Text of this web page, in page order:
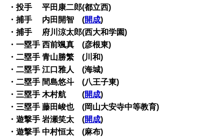
・投手 平田康二郎(都立西)
・捕手 内田開智 (開成)
・捕手 府川涼太郎(西大和学園)
・一塁手 西前颯真 (彦根東)
・二塁手 青山勝繁 (川和)
・二塁手 江口雅人 (海城)
・二塁手 間島悠斗 (八王子東)
・三塁手 木村航 (開成)
・三塁手 藤田峻也 (岡山大安寺中等教育)
・遊撃手 岩瀬笑太 (開成)
・遊撃手 中村恒太 (麻布)